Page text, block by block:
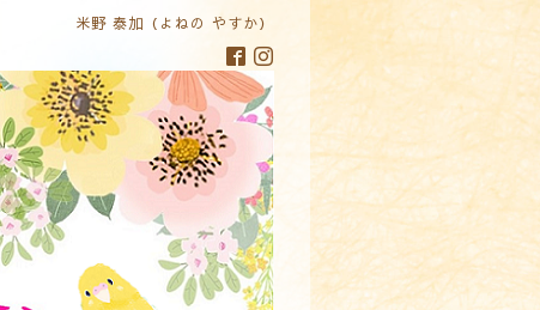
米野 泰加（よねの やすか）